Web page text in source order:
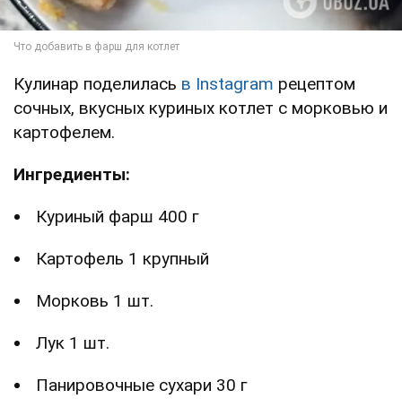
Кулинар поделилась в Instagram рецептом
сочных, вкусных куриных котлет с морковью и
картофелем.
Ингредиенты:
Куриный фарш 400 г
Картофель 1 крупный
Морковь 1 шт.
Лук 1 шт.
Панировочные сухари 30 г